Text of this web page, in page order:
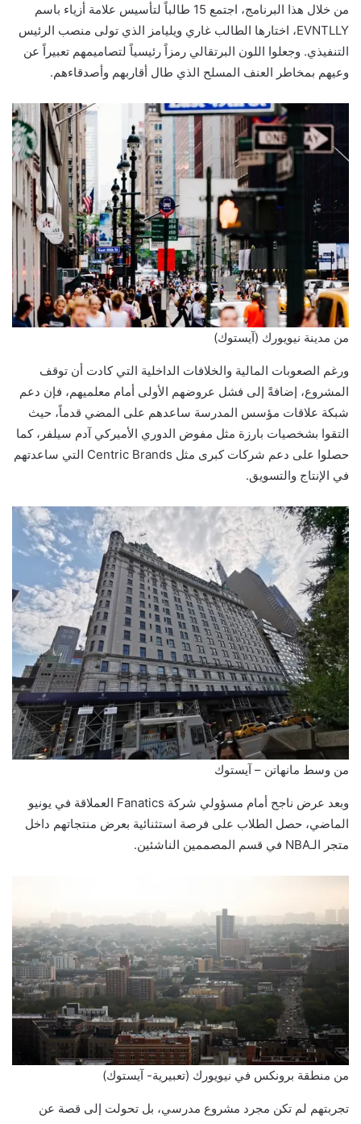
من خلال هذا البرنامج، اجتمع 15 طالباً لتأسيس علامة أزياء باسم
EVNTLLY، اختارها الطالب غاري ويليامز الذي تولى منصب الرئيس
التنفيذي. وجعلوا اللون البرتقالي رمزاً رئيسياً لتصاميمهم تعبيراً عن
وعيهم بمخاطر العنف المسلح الذي طال أقاربهم وأصدقاءهم.
من مدينة نيويورك (آيستوك)
ورغم الصعوبات المالية والخلافات الداخلية التي كادت أن توقف
المشروع، إضافةً إلى فشل عروضهم الأولى أمام معلميهم، فإن دعم
شبكة علاقات مؤسس المدرسة ساعدهم على المضي قدماً، حيث
التقوا بشخصيات بارزة مثل مفوض الدوري الأميركي آدم سيلفر، كما
حصلوا على دعم شركات كبرى مثل Centric Brands التي ساعدتهم
في الإنتاج والتسويق.
من وسط مانهاتن – آيستوك
وبعد عرض ناجح أمام مسؤولي شركة Fanatics العملاقة في يونيو
الماضي، حصل الطلاب على فرصة استثنائية بعرض منتجاتهم داخل
متجر الـNBA في قسم المصممين الناشئين.
من منطقة برونكس في نيويورك (تعبيرية- آيستوك)
تجربتهم لم تكن مجرد مشروع مدرسي، بل تحولت إلى قصة عن